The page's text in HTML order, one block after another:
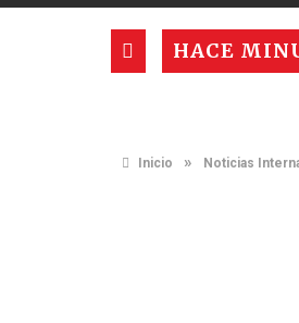
HACE
Inicio » Noticias